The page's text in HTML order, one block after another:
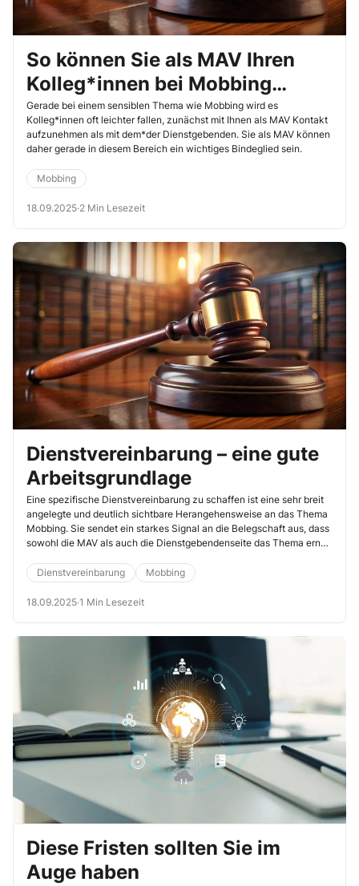
So können Sie als MAV Ihren
Kolleg*innen bei Mobbing
helfen und gegensteuern
Gerade bei einem sensiblen Thema wie Mobbing wird es
Kolleg*innen oft leichter fallen, zunächst mit Ihnen als MAV Kontakt
aufzunehmen als mit dem*der Dienstgebenden. Sie als MAV können
daher gerade in diesem Bereich ein wichtiges Bindeglied sein.
Mobbing
18.09.2025·2 Min Lesezeit
Dienstvereinbarung – eine gute
Arbeitsgrundlage
Eine spezifische Dienstvereinbarung zu schaffen ist eine sehr breit
angelegte und deutlich sichtbare Herangehensweise an das Thema
Mobbing. Sie sendet ein starkes Signal an die Belegschaft aus, dass
sowohl die MAV als auch die Dienstgebendenseite das Thema ernst
Dienstvereinbarung
Mobbing
18.09.2025·1 Min Lesezeit
Diese Fristen sollten Sie im
Auge haben